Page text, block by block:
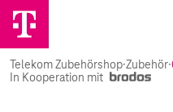
Telekom Zubehörshop·Zubehör·
In Kooperation mit